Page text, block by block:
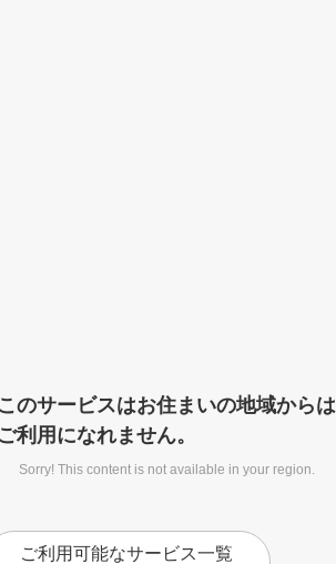
このサービスはお住まいの地域からは
ご利用になれません。
Sorry! This content is not available in your region.
ご利用可能なサービス一覧